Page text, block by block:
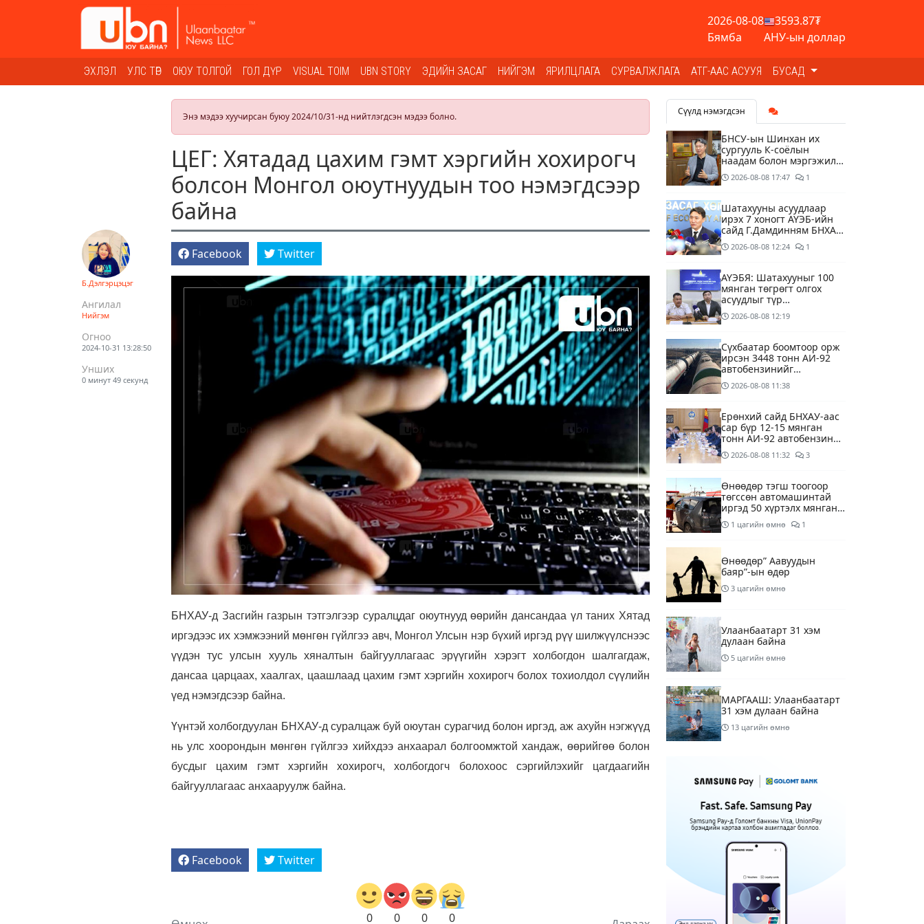
2026-08-08
Бямба
3593.87₮
АНУ-ын доллар
ЭХЛЭЛ УЛС ТӨР ОЮУ ТОЛГОЙ ГОЛ ДҮР VISUAL TOIM UBN STORY ЭДИЙН ЗАСАГ НИЙГЭМ ЯРИЛЦЛАГА СУРВАЛЖЛАГА АТГ-ААС АСУУЯ БУСАД
Энэ мэдээ хуучирсан буюу 2024/10/31-нд нийтлэгдсэн мэдээ болно.
ЦЕГ: Хятадад цахим гэмт хэргийн хохирогч
болсон Монгол оюутнуудын тоо нэмэгдсээр
байна
Б.Дэлгэрцэцэг
Ангилал
Нийгэм
Огноо
2024-10-31 13:28:50
Унших
0 минут 49 секунд
Facebook Twitter
БНХАУ-д Засгийн газрын тэтгэлгээр суралцдаг оюутнууд өөрийн дансандаа үл таних Хятад
иргэдээс их хэмжээний мөнгөн гүйлгээ авч, Монгол Улсын нэр бүхий иргэд рүү шилжүүлснээс
үүдэн тус улсын хууль хяналтын байгууллагаас эрүүгийн хэрэгт холбогдон шалгагдаж,
дансаа царцаах, хаалгах, цаашлаад цахим гэмт хэргийн хохирогч болох тохиолдол сүүлийн
үед нэмэгдсээр байна.
Үүнтэй холбогдуулан БНХАУ-д суралцаж буй оюутан сурагчид болон иргэд, аж ахуйн нэгжүүд
нь улс хоорондын мөнгөн гүйлгээ хийхдээ анхаарал болгоомжтой хандаж, өөрийгөө болон
бусдыг цахим гэмт хэргийн хохирогч, холбогдогч болохоос сэргийлэхийг цагдаагийн
байгууллагаас анхааруулж байна.
Facebook Twitter
0 0 0 0
Сүүлд нэмэгдсэн
БНСУ-ын Шинхан их
сургууль К-соёлын
наадам болон мэргэжилд
суурилсан боловсролын
сайн дурын хөтөлбөрийг
2026-08-08 17:47 1
Шатахууны асуудлаар
ирэх 7 хоногт АҮЭБ-ийн
сайд Г.Дамдинням БНХАУ-
д томилолтоор ажиллана
2026-08-08 12:24 1
АҮЭБЯ: Шатахууныг 100
мянган төгрөгт олгох
асуудлыг түр
хойшлууллаа
2026-08-08 12:19
Сүхбаатар боомтоор орж
ирсэн 3448 тонн АИ-92
автобензинийг
агуулахуудад буулгах
ажлыг зохион байгуулж
2026-08-08 11:38
Ерөнхий сайд БНХАУ-аас
сар бүр 12-15 мянган
тонн АИ-92 автобензин
тогтмол нийлүүлэх хүсэлт
тавилаа
2026-08-08 11:32 3
Өнөөдөр тэгш тоогоор
төгссөн автомашинтай
иргэд 50 хүртэлх мянган
төгрөгөнд БЕНЗИН авна
1 цагийн өмнө 1
Өнөөдөр” Аавуудын
баяр”-ын өдөр
3 цагийн өмнө
Улаанбаатарт 31 хэм
дулаан байна
5 цагийн өмнө
МАРГААШ: Улаанбаатарт
31 хэм дулаан байна
13 цагийн өмнө
борлуулсан хоёр
зөрчлийг илрүүлэн
15 цагийн өмнө 3
Энэ сарын 9-13-ныг
хүртэлх цаг агаарын
урьдчилсан төлөв
Шатахуун дамлаж байгаа
асуудалд ТЕГ-аас